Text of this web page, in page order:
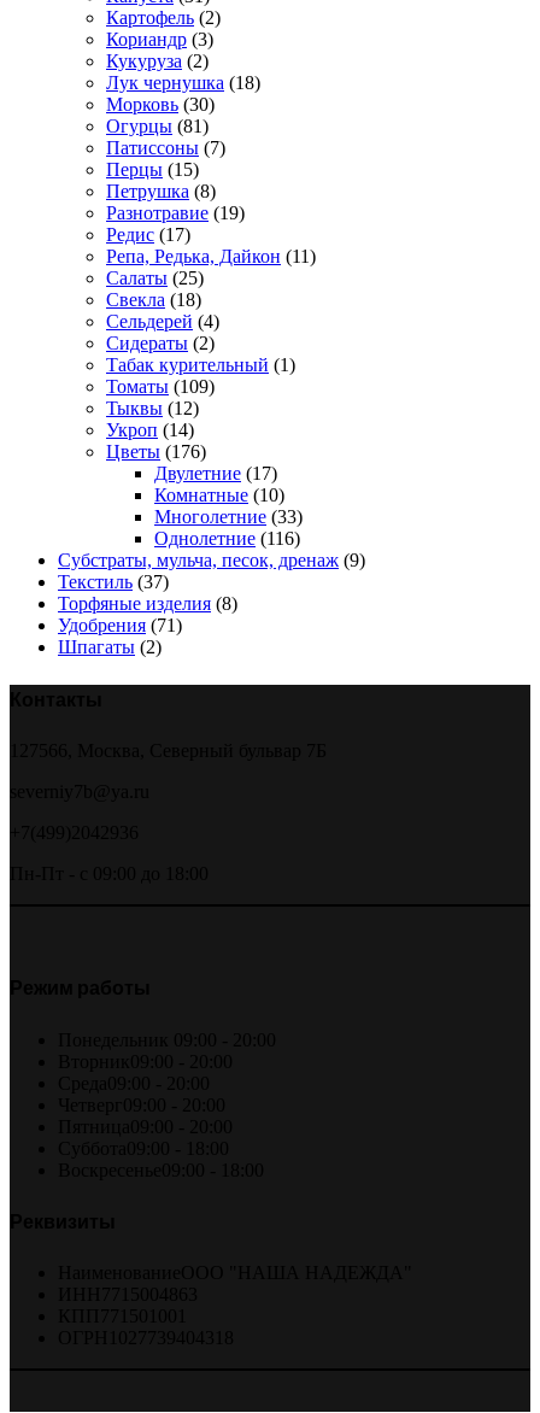
Картофель (2)
Кориандр (3)
Кукуруза (2)
Лук чернушка (18)
Морковь (30)
Огурцы (81)
Патиссоны (7)
Перцы (15)
Петрушка (8)
Разнотравие (19)
Редис (17)
Репа, Редька, Дайкон (11)
Салаты (25)
Свекла (18)
Сельдерей (4)
Сидераты (2)
Табак курительный (1)
Томаты (109)
Тыквы (12)
Укроп (14)
Цветы (176)
Двулетние (17)
Комнатные (10)
Многолетние (33)
Однолетние (116)
Субстраты, мульча, песок, дренаж (9)
Текстиль (37)
Торфяные изделия (8)
Удобрения (71)
Шпагаты (2)